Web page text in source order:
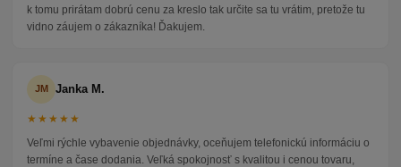
k tomu prirátam dobrú cenu za kreslo tak určite sa tu vrátim, pretože tu
vidno záujem o zákazníka! Ďakujem.
JM Janka M.
★★★★★
Veľmi rýchle vybavenie objednávky, oceňujem telefonickú informáciu o
termíne a čase dodania. Veľká spokojnosť s kvalitou i cenou tovaru,